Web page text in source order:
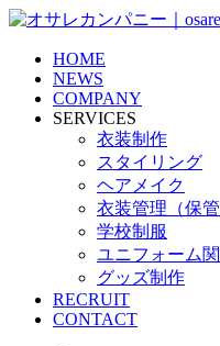
HOME
NEWS
COMPANY
SERVICES
衣装制作
スタイリング
ヘアメイク
衣装管理（保
学校制服
ユニフォーム
グッズ制作
RECRUIT
CONTACT